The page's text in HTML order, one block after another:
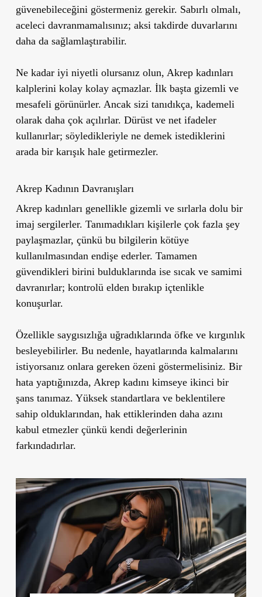
güvenebileceğini göstermeniz gerekir. Sabırlı olmalı,
aceleci davranmamalısınız; aksi takdirde duvarlarını
daha da sağlamlaştırabilir.
Ne kadar iyi niyetli olursanız olun, Akrep kadınları
kalplerini kolay kolay açmazlar. İlk başta gizemli ve
mesafeli görünürler. Ancak sizi tanıdıkça, kademeli
olarak daha çok açılırlar. Dürüst ve net ifadeler
kullanırlar; söyledikleriyle ne demek istediklerini
arada bir karışık hale getirmezler.
Akrep Kadının Davranışları
Akrep kadınları genellikle gizemli ve sırlarla dolu bir
imaj sergilerler. Tanımadıkları kişilerle çok fazla şey
paylaşmazlar, çünkü bu bilgilerin kötüye
kullanılmasından endişe ederler. Tamamen
güvendikleri birini bulduklarında ise sıcak ve samimi
davranırlar; kontrolü elden bırakıp içtenlikle
konuşurlar.
Özellikle saygısızlığa uğradıklarında öfke ve kırgınlık
besleyebilirler. Bu nedenle, hayatlarında kalmalarını
istiyorsanız onlara gereken özeni göstermelisiniz. Bir
hata yaptığınızda, Akrep kadını kimseye ikinci bir
şans tanımaz. Yüksek standartlara ve beklentilere
sahip olduklarından, hak ettiklerinden daha azını
kabul etmezler çünkü kendi değerlerinin
farkındadırlar.